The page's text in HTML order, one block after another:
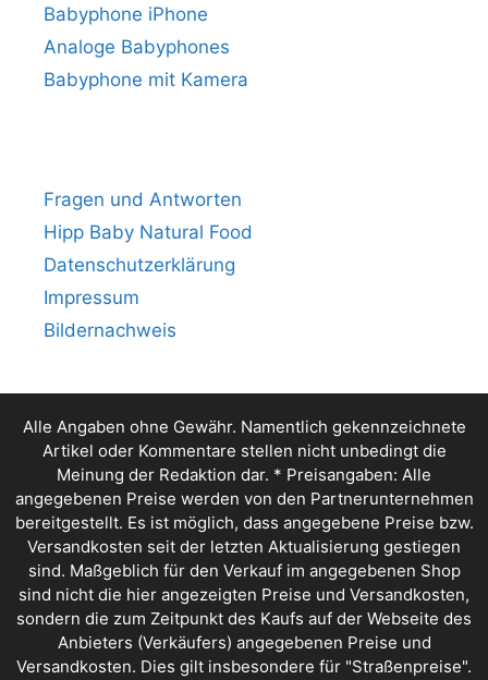
Babyphone iPhone
Analoge Babyphones
Babyphone mit Kamera
Fragen und Antworten
Hipp Baby Natural Food
Datenschutzerklärung
Impressum
Bildernachweis
Alle Angaben ohne Gewähr. Namentlich gekennzeichnete
Artikel oder Kommentare stellen nicht unbedingt die
Meinung der Redaktion dar. * Preisangaben: Alle
angegebenen Preise werden von den Partnerunternehmen
bereitgestellt. Es ist möglich, dass angegebene Preise bzw.
Versandkosten seit der letzten Aktualisierung gestiegen
sind. Maßgeblich für den Verkauf im angegebenen Shop
sind nicht die hier angezeigten Preise und Versandkosten,
sondern die zum Zeitpunkt des Kaufs auf der Webseite des
Anbieters (Verkäufers) angegebenen Preise und
Versandkosten. Dies gilt insbesondere für "Straßenpreise".